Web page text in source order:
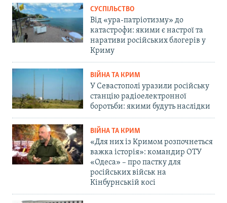
СУСПІЛЬСТВО
Від «ура-патріотизму» до
катастрофи: якими є настрої та
наративи російських блогерів у
Криму
ВІЙНА ТА КРИМ
У Севастополі уразили російську
станцію радіоелектронної
боротьби: якими будуть наслідки
ВІЙНА ТА КРИМ
«Для них із Кримом розпочнеться
важка історія»: командир ОТУ
«Одеса» – про пастку для
російських військ на
Кінбурнській косі